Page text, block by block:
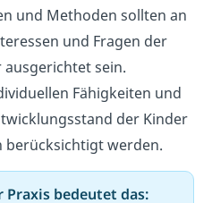
und Methoden sollten an
und Fragen der
ausgerichtet sein.
Fähigkeiten und
der Kinder
berücksichtigt werden.
bedeutet das: